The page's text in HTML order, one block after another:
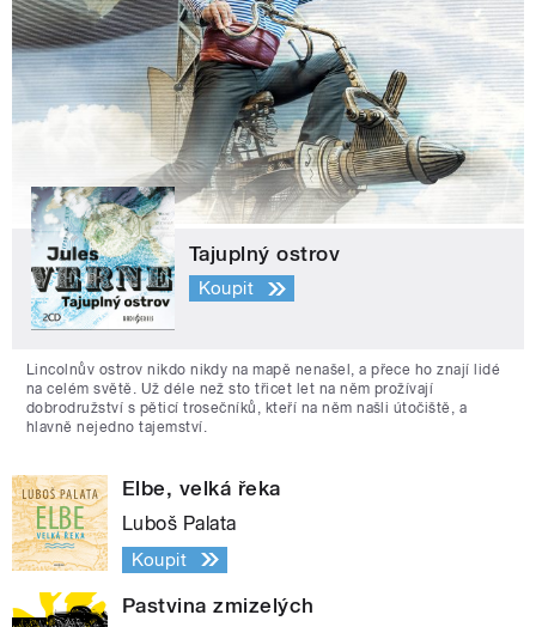
Tajuplný ostrov
Koupit
Lincolnův ostrov nikdo nikdy na mapě nenašel, a přece ho znají lidé
na celém světě. Už déle než sto třicet let na něm prožívají
dobrodružství s pěticí trosečníků, kteří na něm našli útočiště, a
hlavně nejedno tajemství.
Elbe, velká řeka
Luboš Palata
Koupit
Pastvina zmizelých